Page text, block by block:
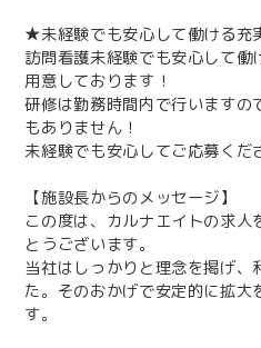
★未経験でも安心して働ける
訪問看護未経験でも安心して働
用意しております！
研修は勤務時間内で行いますの
もありません！
未経験でも安心してご応募くだ
【施設長からのメッセージ】
この度は、カルナエイトの求
とうございます。
当社はしっかりと理念を掲げ、
た。そのおかげで安定的に拡大
す。